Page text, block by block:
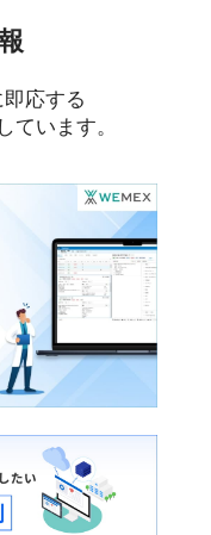
応する
ています。